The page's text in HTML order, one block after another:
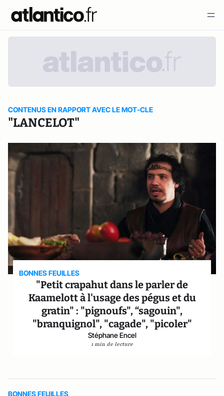
CONTENUS EN RAPPORT AVEC LE MOT-CLE
"LANCELOT"
BONNES FEUILLES
"Petit crapahut dans le parler de
Kaamelott à l'usage des pégus et du
gratin" : "pignoufs", “sagouin",
"branquignol", "cagade", "picoler"
Stéphane Encel
1 min de lecture
BONNES FEUILLES